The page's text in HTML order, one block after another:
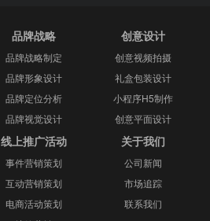
品牌战略
品牌战略制定
品牌形象设计
品牌定位分析
品牌视觉设计
创意设计
创意视频拍摄
礼盒包装设计
小程序H5制作
创意平面设计
线上推广活动
事件营销策划
互动营销策划
电商活动策划
关于我们
公司新闻
市场追踪
联系我们